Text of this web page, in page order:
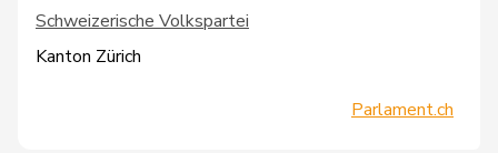
Schweizerische Volkspartei
Kanton Zürich
Parlament.ch